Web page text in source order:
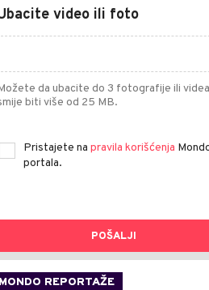
video ili foto
da ubacite do 3 fotografije ili
biti više od 25 MB.
Pristajete na pravila korišćenja
portala.
POŠALJI
MONDO REPORTAŽE